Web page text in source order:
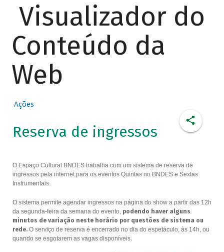
Visualizador do
Conteúdo da
Web
Ações
Reserva de ingressos
O Espaço Cultural BNDES trabalha com um sistema de reserva de
ingressos pela internet para os eventos Quintas no BNDES e Sextas
Instrumentais.
O sistema permite agendar ingressos na página do show a partir das 12h
da segunda-feira da semana do evento, podendo haver alguns
minutos de variação neste horário por questões de sistema ou
rede.O serviço de reserva é encerrado no dia do espetáculo, às 14h, ou
quando se esgotarem as vagas disponíveis.